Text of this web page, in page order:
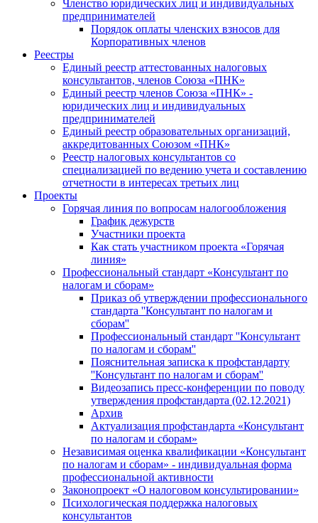
Членство юридических лиц и индивидуальных
предпринимателей
Порядок оплаты членских взносов для
Корпоративных членов
Реестры
Единый реестр аттестованных налоговых
консультантов, членов Союза «ПНК»
Единый реестр членов Союза «ПНК» -
юридических лиц и индивидуальных
предпринимателей
Единый реестр образовательных организаций,
аккредитованных Союзом «ПНК»
Реестр налоговых консультантов со
специализацией по ведению учета и составлению
отчетности в интересах третьих лиц
Проекты
Горячая линия по вопросам налогообложения
График дежурств
Участники проекта
Как стать участником проекта «Горячая
линия»
Профессиональный стандарт «Консультант по
налогам и сборам»
Приказ об утверждении профессионального
стандарта ''Консультант по налогам и
сборам''
Профессиональный стандарт ''Консультант
по налогам и сборам''
Пояснительная записка к профстандарту
''Консультант по налогам и сборам''
Видеозапись пресс-конференции по поводу
утверждения профстандарта (02.12.2021)
Архив
Актуализация профстандарта «Консультант
по налогам и сборам»
Независимая оценка квалификации «Консультант
по налогам и сборам» - индивидуальная форма
профессиональной активности
Законопроект «О налоговом консультировании»
Психологическая поддержка налоговых
консультантов